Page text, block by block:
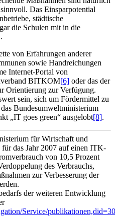
Das Einsparpotential
städtische
die Schulen mit in die
von Erfahrungen anderer
sowie Handreichungen
Internet-Portal von
BITKOM[6] oder das der
Orientierung zur Verfügung.
sein, sich um Fördermittel zu
Bundesumweltministerium
„IT goes green“ ausgelobt[8].
für Wirtschaft und
das Jahr 2007 auf einen ITK-
von 10,5 Prozent
des Verbrauchs,
zur Verbesserung der
der weiteren Entwicklung
Service/